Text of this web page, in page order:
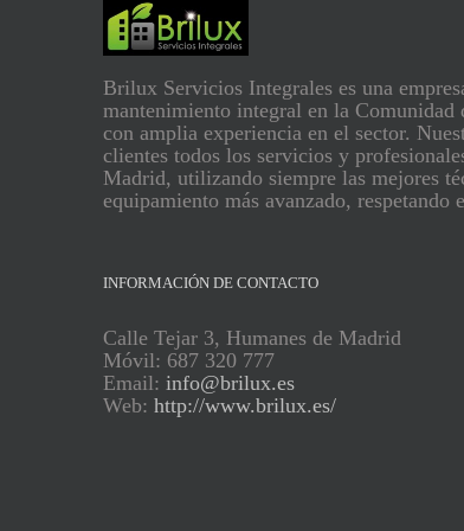
Brilux Servicios Integrales es una
mantenimiento integral en la
con amplia experiencia en el sector.
clientes todos los servicios y
Madrid, utilizando siempre las mejores
equipamiento más avanzado, respetando
INFORMACIÓN DE CONTACTO
Calle Tejar 3, Humanes de Madrid
Móvil: 687 320 777
Email: info@brilux.es
Web: http://www.brilux.es/